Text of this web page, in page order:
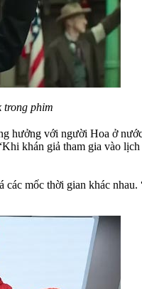
trong phim
hưởng với người Hoa ở
khán giả tham gia vào
mốc thời gian khác